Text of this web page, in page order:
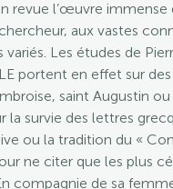
revue l’œuvre immense
aux vastes
variés. Les études de
portent en effet sur
saint Augustin
la survie des lettres
ou la tradition du «
ne citer que les plus
compagnie de sa